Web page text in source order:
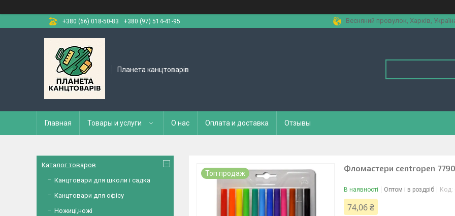
+380 (66) 018-50-83 +380 (97) 514-41-95 Весняний провулок, Харків,
Планета канцтоварів
Главная Товары и услуги О нас Оплата и доставка Отзывы
Топ продаж
Фломастери centropen
В наявності Оптом і в роздріб Код:
74,06 ₴
Каталог товаров
Канцтовари для школи і садка
Канцтовари для офісу
Ножиці,ножі